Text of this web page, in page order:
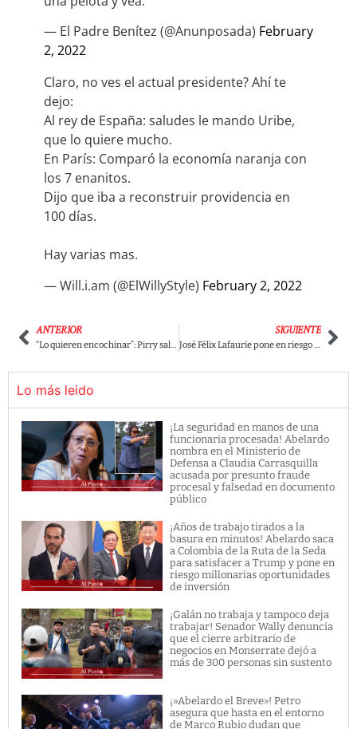
— El Padre Benítez (@Anunposada) February
2, 2022
Claro, no ves el actual presidente? Ahí te
dejo:
Al rey de España: saludes le mando Uribe,
que lo quiere mucho.
En París: Comparó la economía naranja con
los 7 enanitos.
Dijo que iba a reconstruir providencia en
100 días.
Hay varias mas.
— Will.i.am (@ElWillyStyle) February 2, 2022
ANTERIOR
“Lo quieren encochinar”: Pirry salió en defensa de Gonzalo Guillén
SIGUIENTE
José Félix Lafaurie pone en riesgo la vida del representante Juan C. Losada y la de miembros de su equipo
Lo más leido
¡La seguridad en manos de una
funcionaria procesada! Abelardo
nombra en el Ministerio de
Defensa a Claudia Carrasquilla
acusada por presunto fraude
procesal y falsedad en documento
público
¡Años de trabajo tirados a la
basura en minutos! Abelardo saca
a Colombia de la Ruta de la Seda
para satisfacer a Trump y pone en
riesgo millonarias oportunidades
de inversión
¡Galán no trabaja y tampoco deja
trabajar! Senador Wally denuncia
que el cierre arbitrario de
negocios en Monserrate dejó a
más de 300 personas sin sustento
¡»Abelardo el Breve»! Petro
asegura que hasta en el entorno
de Marco Rubio dudan que